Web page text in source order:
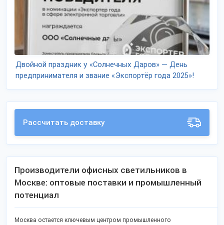
Двойной праздник у «Солнечных Даров» — День
предпринимателя и звание «Экспортёр года 2025»!
Рассчитать доставку
Производители офисных светильников в
Москве: оптовые поставки и промышленный
потенциал
Москва остается ключевым центром промышленного